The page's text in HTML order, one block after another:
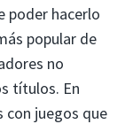
poder hacerlo
popular de
no
títulos. En
con juegos que